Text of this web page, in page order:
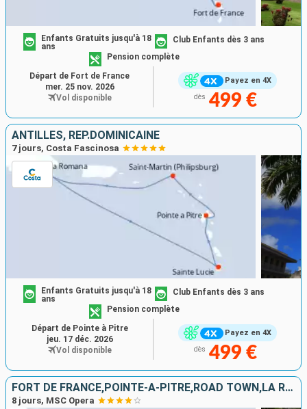
Payez en 4X
Enfants Gratuits jusqu'à 18
ans
Club Enfants dès 3 ans
Pension complète
dès 499 €
Départ de Fort de France
mer. 25 nov. 2026
Vol disponible
ANTILLES, RÉP.DOMINICAINE
7 jours, Costa Fascinosa
Payez en 4X
Enfants Gratuits jusqu'à 18
ans
Club Enfants dès 3 ans
Pension complète
dès 499 €
Départ de Pointe à Pitre
jeu. 17 déc. 2026
Vol disponible
FORT DE FRANCE,POINTE-A-PITRE,ROAD TOWN,LA ROMANA,CATALINA ISLAND
8 jours, MSC Opera